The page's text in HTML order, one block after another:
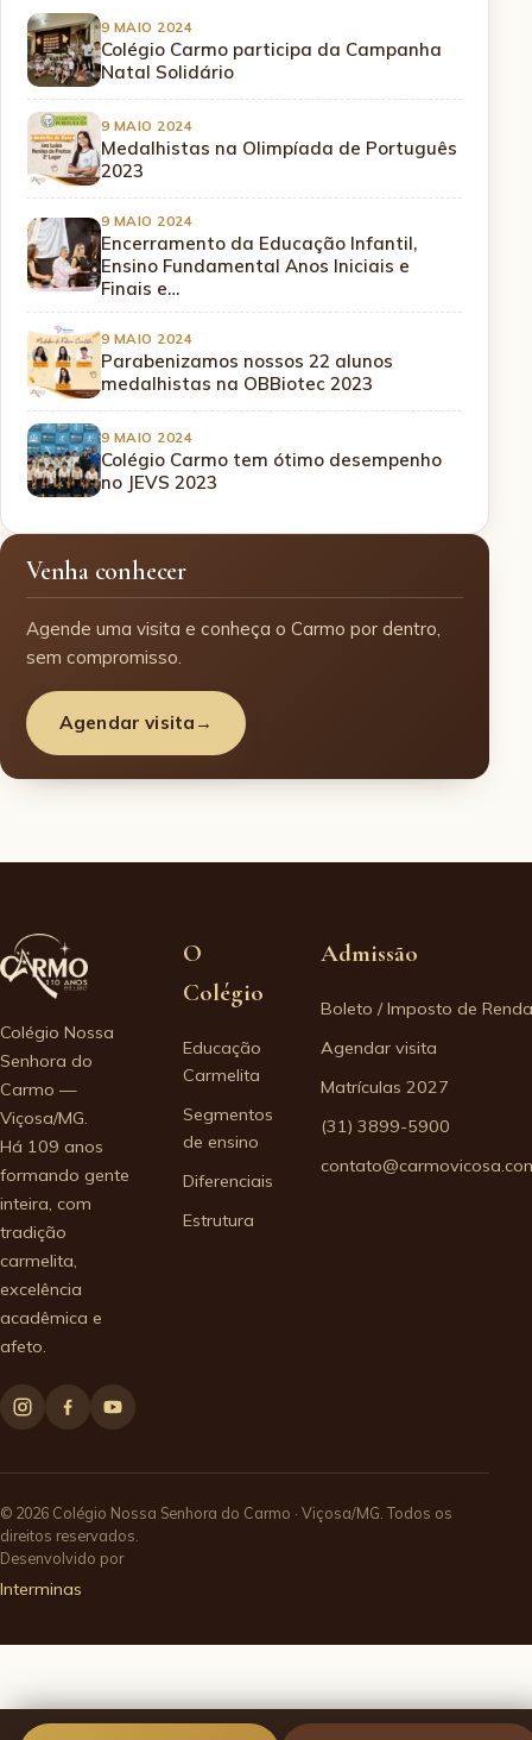
9 MAIO 2024
Colégio Carmo participa da Campanha
Natal Solidário
9 MAIO 2024
Medalhistas na Olimpíada de Português
2023
9 MAIO 2024
Encerramento da Educação Infantil,
Ensino Fundamental Anos Iniciais e
Finais e…
9 MAIO 2024
Parabenizamos nossos 22 alunos
medalhistas na OBBiotec 2023
9 MAIO 2024
Colégio Carmo tem ótimo desempenho
no JEVS 2023
Venha conhecer
Agende uma visita e conheça o Carmo por dentro,
sem compromisso.
Agendar visita →
Colégio Nossa
Senhora do
Carmo —
Viçosa/MG.
Há 109 anos
formando gente
inteira, com
tradição
carmelita,
excelência
acadêmica e
afeto.
O
Colégio
Educação
Carmelita
Segmentos
de ensino
Diferenciais
Estrutura
Admissão
Boleto / Imposto de Renda
Agendar visita
Matrículas 2027
(31) 3899-5900
© 2026 Colégio Nossa Senhora do Carmo · Viçosa/MG. Todos os
direitos reservados.
Desenvolvido por
Interminas